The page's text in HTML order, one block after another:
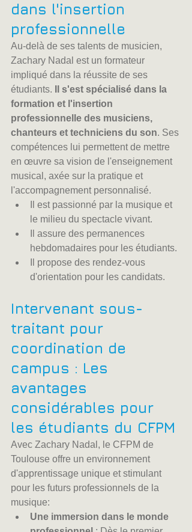
dans l'insertion
professionnelle
Au-delà de ses talents de musicien,
Zachary Nadal est un formateur
impliqué dans la réussite de ses
étudiants.
Il s'est spécialisé dans la
formation et l'insertion
professionnelle des musiciens,
chanteurs et techniciens du son. Ses
compétences lui permettent de mettre
en œuvre sa vision de l'enseignement
musical, axée sur la pratique et
l'accompagnement personnalisé.
Il est passionné par la musique et
le milieu du spectacle vivant.
Il assure des permanences
hebdomadaires pour les étudiants.
Il propose des rendez-vous
d'orientation pour les candidats.
Intervenant sous-
traitant pour
coordination de
campus : Les
avantages
considérables pour
les étudiants du CFPM
Avec Zachary Nadal, le CFPM de
Toulouse offre un environnement
d'apprentissage unique et stimulant
pour les futurs professionnels de la
musique:
Une immersion dans le monde